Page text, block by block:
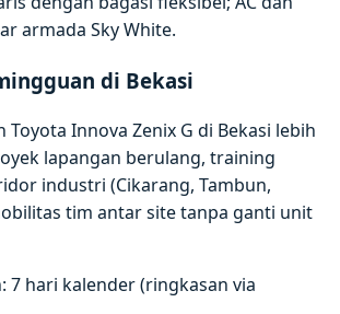
armada Sky White.
di Bekasi
Toyota Innova Zenix G di Bekasi lebih
lapangan berulang, training
industri (Cikarang, Tambun,
tim antar site tanpa ganti unit
7 hari kalender (ringkasan via